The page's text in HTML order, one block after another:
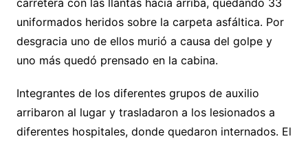
carretera con las llantas hacia arriba, quedando 33
uniformados heridos sobre la carpeta asfáltica. Por
desgracia uno de ellos murió a causa del golpe y
uno más quedó prensado en la cabina.
Integrantes de los diferentes grupos de auxilio
arribaron al lugar y trasladaron a los lesionados a
diferentes hospitales, donde quedaron internados. El